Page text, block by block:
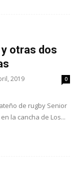
otras dos
2019 0
de rugby Senior
la cancha de Los...